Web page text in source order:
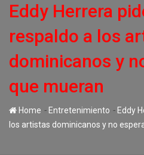
Eddy Herrera
respaldo a los
dominicanos y
que mueran
Home - Entretenimiento - Eddy
los artistas dominicanos y no